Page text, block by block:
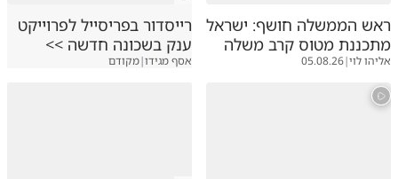
ראש הממשלה חושף: ישראל
מתכננת מטוס קרב משלה
אליהו לוי|
05.08.26
רייסדור בפריסייל לפרוייקט
ענק בשכונה חדשה >>
אסף מגידו|מקודם